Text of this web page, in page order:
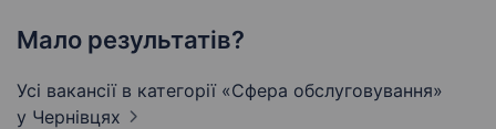
Мало результатів?
Усі вакансії в категорії «Сфера обслуговування»
у Чернівцях